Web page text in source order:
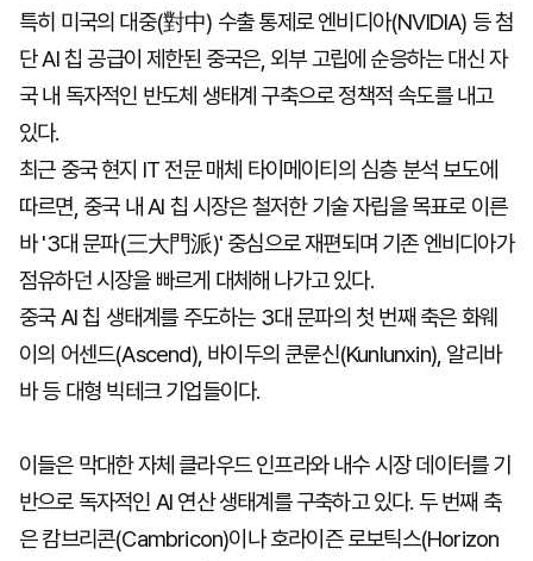
특히 미국의 대중(對中) 수출 통제로 엔비디아(NVIDIA) 등 첨
단 AI 칩 공급이 제한된 중국은, 외부 고립에 순응하는 대신 자
국 내 독자적인 반도체 생태계 구축으로 정책적 속도를 내고
있다.
최근 중국 현지 IT 전문 매체 타이메이티의 심층 분석 보도에
따르면, 중국 내 AI 칩 시장은 철저한 기술 자립을 목표로 이른
바 '3대 문파(三大門派)' 중심으로 재편되며 기존 엔비디아가
점유하던 시장을 빠르게 대체해 나가고 있다.
중국 AI 칩 생태계를 주도하는 3대 문파의 첫 번째 축은 화웨
이의 어센드(Ascend), 바이두의 쿤룬신(Kunlunxin), 알리바
바 등 대형 빅테크 기업들이다.
이들은 막대한 자체 클라우드 인프라와 내수 시장 데이터를 기
반으로 독자적인 AI 연산 생태계를 구축하고 있다. 두 번째 축
은 캄브리콘(Cambricon)이나 호라이즌 로보틱스(Horizon